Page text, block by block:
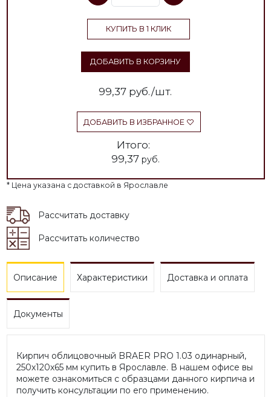
КУПИТЬ В 1 КЛИК
ДОБАВИТЬ В КОРЗИНУ
99,37 руб./шт.
ДОБАВИТЬ В ИЗБРАННОЕ
Итого:
99,37 руб.
* Цена указана с доставкой в Ярославле
Рассчитать доставку
Рассчитать количество
Описание Характеристики Доставка и оплата
Документы
Кирпич облицовочный BRAER PRO 1.03 одинарный,
250х120х65 мм купить в Ярославле. В нашем офисе вы
можете ознакомиться с образцами данного кирпича и
получить консультации по его применению.